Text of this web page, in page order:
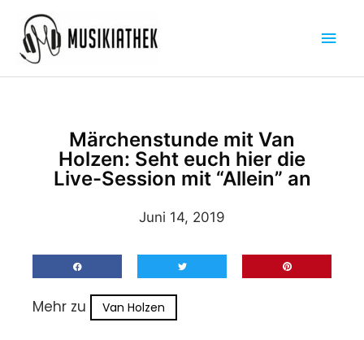
Inhalt
springen
Märchenstunde mit Van
Holzen: Seht euch hier die
Live-Session mit “Allein” an
Juni 14, 2019
Mehr zu Van Holzen